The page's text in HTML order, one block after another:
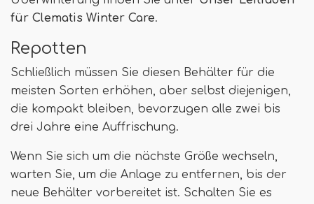
für Clematis Winter Care.
Repotten
Schließlich müssen Sie diesen Behälter für die
meisten Sorten erhöhen, aber selbst diejenigen,
die kompakt bleiben, bevorzugen alle zwei bis
drei Jahre eine Auffrischung.
Wenn Sie sich um die nächste Größe wechseln,
warten Sie, um die Anlage zu entfernen, bis der
neue Behälter vorbereitet ist. Schalten Sie es